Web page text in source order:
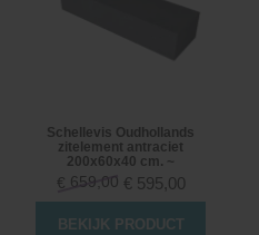
Schellevis Oudhollands
zitelement antraciet
200x60x40 cm. ~
€ 659,00 € 595,00
BEKIJK PRODUCT